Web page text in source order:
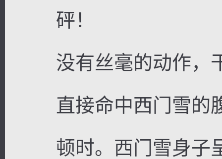
砰！
没有丝毫的动作，
直接命中西门雪的
顿时。西门雪身子